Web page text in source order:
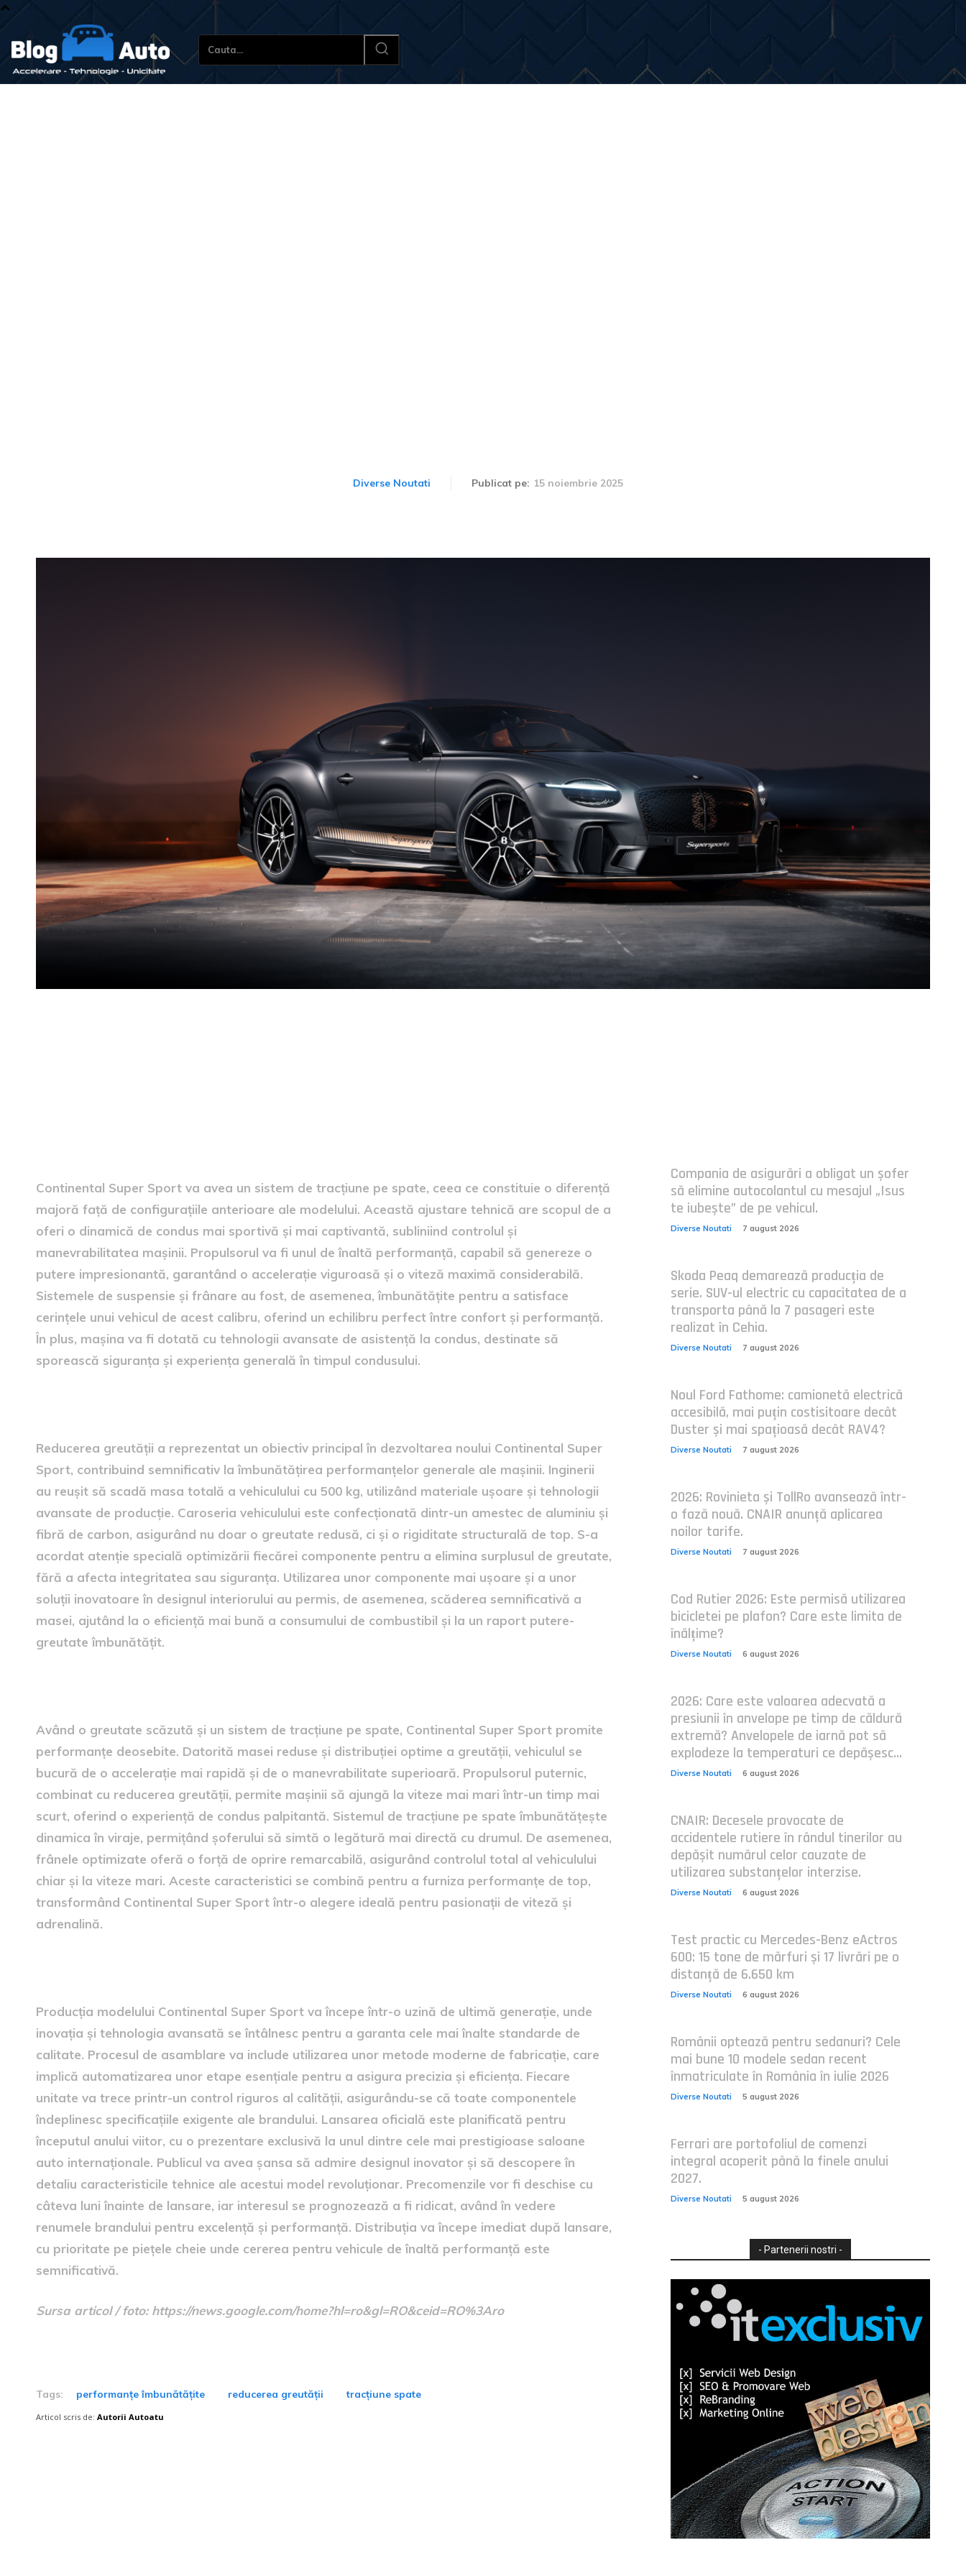
Cauta...
Diverse Noutati Publicat pe: 15 noiembrie 2025
Continental Super Sport va avea un sistem de tracțiune pe spate, ceea ce constituie o diferență
majoră față de configurațiile anterioare ale modelului. Această ajustare tehnică are scopul de a
oferi o dinamică de condus mai sportivă și mai captivantă, subliniind controlul și
manevrabilitatea mașinii. Propulsorul va fi unul de înaltă performanță, capabil să genereze o
putere impresionantă, garantând o accelerație viguroasă și o viteză maximă considerabilă.
Sistemele de suspensie și frânare au fost, de asemenea, îmbunătățite pentru a satisface
cerințele unui vehicul de acest calibru, oferind un echilibru perfect între confort și performanță.
În plus, mașina va fi dotată cu tehnologii avansate de asistență la condus, destinate să
sporească siguranța și experiența generală în timpul condusului.
Reducerea greutății a reprezentat un obiectiv principal în dezvoltarea noului Continental Super
Sport, contribuind semnificativ la îmbunătățirea performanțelor generale ale mașinii. Inginerii
au reușit să scadă masa totală a vehiculului cu 500 kg, utilizând materiale ușoare și tehnologii
avansate de producție. Caroseria vehiculului este confecționată dintr-un amestec de aluminiu și
fibră de carbon, asigurând nu doar o greutate redusă, ci și o rigiditate structurală de top. S-a
acordat atenție specială optimizării fiecărei componente pentru a elimina surplusul de greutate,
fără a afecta integritatea sau siguranța. Utilizarea unor componente mai ușoare și a unor
soluții inovatoare în designul interiorului au permis, de asemenea, scăderea semnificativă a
masei, ajutând la o eficiență mai bună a consumului de combustibil și la un raport putere-
greutate îmbunătățit.
Având o greutate scăzută și un sistem de tracțiune pe spate, Continental Super Sport promite
performanțe deosebite. Datorită masei reduse și distribuției optime a greutății, vehiculul se
bucură de o accelerație mai rapidă și de o manevrabilitate superioară. Propulsorul puternic,
combinat cu reducerea greutății, permite mașinii să ajungă la viteze mai mari într-un timp mai
scurt, oferind o experiență de condus palpitantă. Sistemul de tracțiune pe spate îmbunătățește
dinamica în viraje, permițând șoferului să simtă o legătură mai directă cu drumul. De asemenea,
frânele optimizate oferă o forță de oprire remarcabilă, asigurând controlul total al vehiculului
chiar și la viteze mari. Aceste caracteristici se combină pentru a furniza performanțe de top,
transformând Continental Super Sport într-o alegere ideală pentru pasionații de viteză și
adrenalină.
Producția modelului Continental Super Sport va începe într-o uzină de ultimă generație, unde
inovația și tehnologia avansată se întâlnesc pentru a garanta cele mai înalte standarde de
calitate. Procesul de asamblare va include utilizarea unor metode moderne de fabricație, care
implică automatizarea unor etape esențiale pentru a asigura precizia și eficiența. Fiecare
unitate va trece printr-un control riguros al calității, asigurându-se că toate componentele
îndeplinesc specificațiile exigente ale brandului. Lansarea oficială este planificată pentru
începutul anului viitor, cu o prezentare exclusivă la unul dintre cele mai prestigioase saloane
auto internaționale. Publicul va avea șansa să admire designul inovator și să descopere în
detaliu caracteristicile tehnice ale acestui model revoluționar. Precomenzile vor fi deschise cu
câteva luni înainte de lansare, iar interesul se prognozează a fi ridicat, având în vedere
renumele brandului pentru excelență și performanță. Distribuția va începe imediat după lansare,
cu prioritate pe piețele cheie unde cererea pentru vehicule de înaltă performanță este
semnificativă.
Sursa articol / foto: https://news.google.com/home?hl=ro&gl=RO&ceid=RO%3Aro
Tags: performanțe îmbunătățite reducerea greutății tracțiune spate
Articol scris de: Autorii Autoatu
Compania de asigurări a obligat un șofer
să elimine autocolantul cu mesajul „Isus
te iubește” de pe vehicul.
Diverse Noutati 7 august 2026
Skoda Peaq demarează producția de
serie. SUV-ul electric cu capacitatea de a
transporta până la 7 pasageri este
realizat în Cehia.
Diverse Noutati 7 august 2026
Noul Ford Fathome: camionetă electrică
accesibilă, mai puțin costisitoare decât
Duster și mai spațioasă decât RAV4?
Diverse Noutati 7 august 2026
2026: Rovinieta și TollRo avansează într-
o fază nouă. CNAIR anunță aplicarea
noilor tarife.
Diverse Noutati 7 august 2026
Cod Rutier 2026: Este permisă utilizarea
bicicletei pe plafon? Care este limita de
înălțime?
Diverse Noutati 6 august 2026
2026: Care este valoarea adecvată a
presiunii în anvelope pe timp de căldură
extremă? Anvelopele de iarnă pot să
explodeze la temperaturi ce depășesc...
Diverse Noutati 6 august 2026
CNAIR: Decesele provocate de
accidentele rutiere în rândul tinerilor au
depășit numărul celor cauzate de
utilizarea substanțelor interzise.
Diverse Noutati 6 august 2026
Test practic cu Mercedes-Benz eActros
600: 15 tone de mărfuri și 17 livrări pe o
distanță de 6.650 km
Diverse Noutati 6 august 2026
Românii optează pentru sedanuri? Cele
mai bune 10 modele sedan recent
înmatriculate în România în iulie 2026
Diverse Noutati 5 august 2026
Ferrari are portofoliul de comenzi
integral acoperit până la finele anului
2027.
Diverse Noutati 5 august 2026
- Partenerii nostri -